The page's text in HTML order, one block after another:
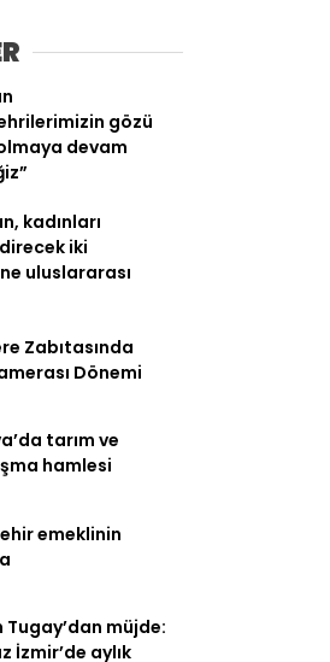
gözü
devam
kadınları
iki
uluslararası
Zabıtasında
Dönemi
tarım ve
hamlesi
emeklinin
Tugay’dan müjde:
İzmir’de aylık